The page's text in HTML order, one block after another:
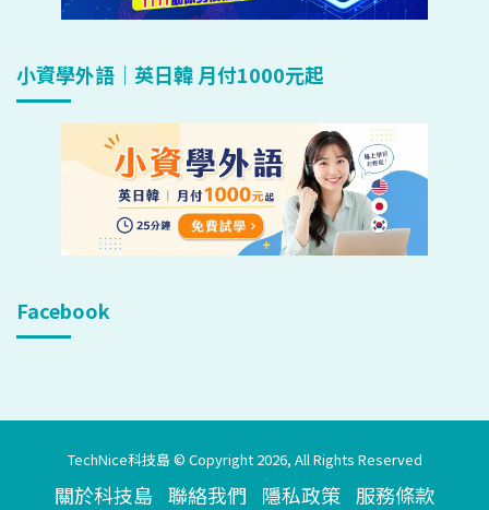
小資學外語｜英日韓 月付1000元起
Facebook
TechNice科技島 © Copyright 2026, All Rights Reserved
關於科技島 聯絡我們 隱私政策 服務條款